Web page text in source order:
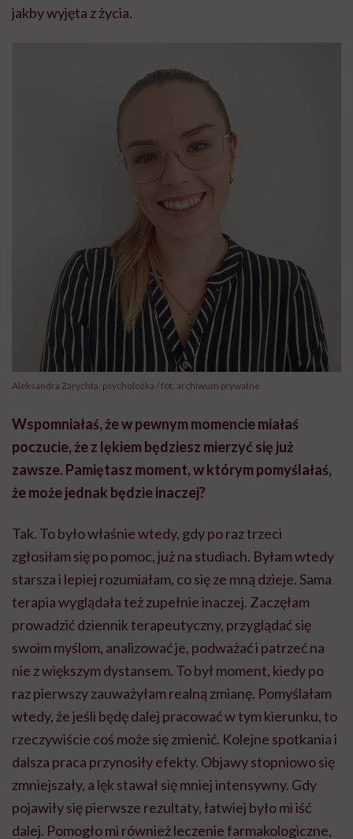
jakby wyjęta z życia.
Aleksandra Zarychta, psycholożka / fot. archiwum prywatne
Wspomniałaś, że w pewnym momencie miałaś
poczucie, że z lękiem będziesz mierzyć się już
zawsze. Pamiętasz moment, w którym pomyślałaś,
że może jednak będzie inaczej?
Tak. To było właśnie wtedy, gdy po raz trzeci
zgłosiłam się po pomoc, już na studiach. Byłam wtedy
starsza i lepiej rozumiałam, co się ze mną dzieje. Sama
terapia wyglądała też zupełnie inaczej. Zaczęłam
prowadzić dziennik terapeutyczny, przyglądać się
swoim myślom, analizować je, podważać i patrzeć na
nie z większym dystansem. To był moment, kiedy po
raz pierwszy zauważyłam realną zmianę. Pomyślałam
wtedy, że jeśli będę dalej pracować w tym kierunku, to
rzeczywiście coś może się zmienić. Kolejne spotkania i
dalsza praca przynosiły efekty. Objawy stopniowo się
zmniejszały, a lęk stawał się mniej intensywny. Gdy
pojawiły się pierwsze rezultaty, łatwiej było mi iść
dalej. Pomogło mi również leczenie farmakologiczne,